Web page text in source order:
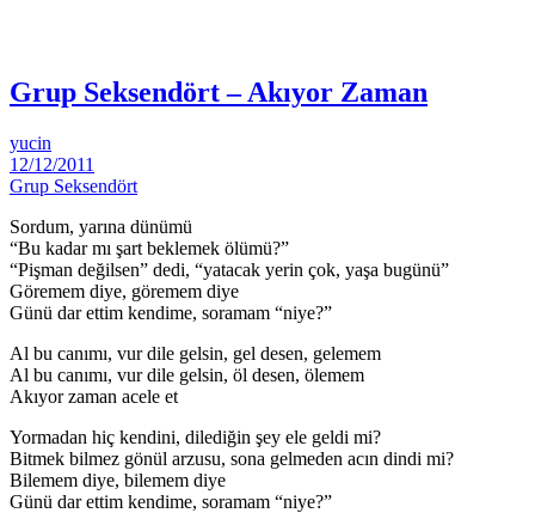
Grup Seksendört – Akıyor Zaman
yucin
12/12/2011
Grup Seksendört
Sordum, yarına dünümü
“Bu kadar mı şart beklemek ölümü?”
“Pişman değilsen” dedi, “yatacak yerin çok, yaşa bugünü”
Göremem diye, göremem diye
Günü dar ettim kendime, soramam “niye?”
Al bu canımı, vur dile gelsin, gel desen, gelemem
Al bu canımı, vur dile gelsin, öl desen, ölemem
Akıyor zaman acele et
Yormadan hiç kendini, dilediğin şey ele geldi mi?
Bitmek bilmez gönül arzusu, sona gelmeden acın dindi mi?
Bilemem diye, bilemem diye
Günü dar ettim kendime, soramam “niye?”